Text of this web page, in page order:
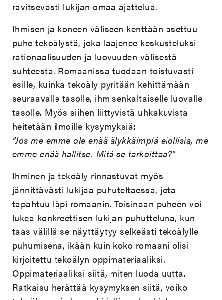
ravitsevasti lukijan omaa ajattelua.
Ihmisen ja koneen väliseen kenttään asettuu
puhe tekoälystä, joka laajenee keskusteluksi
rationaalisuuden ja luovuuden välisestä
suhteesta. Romaanissa tuodaan toistuvasti
esille, kuinka tekoäly pyritään kehittämään
seuraavalle tasolle, ihmisenkaltaiselle luovalle
tasolle. Myös siihen liittyvistä uhkakuvista
heitetään ilmoille kysymyksiä:
”Jos me emme ole enää älykkäimpiä elollisia, me
emme enää hallitse. Mitä se tarkoittaa?”
Ihminen ja tekoäly rinnastuvat myös
jännittävästi lukijaa puhuteltaessa, jota
tapahtuu läpi romaanin. Toisinaan puheen voi
lukea konkreettisen lukijan puhutteluna, kun
taas välillä se näyttäytyy selkeästi tekoälylle
puhumisena, ikään kuin koko romaani olisi
kirjoitettu tekoälyn oppimateriaaliksi.
Oppimateriaaliksi siitä, miten luoda uutta.
Ratkaisu herättää kysymyksen siitä, voiko